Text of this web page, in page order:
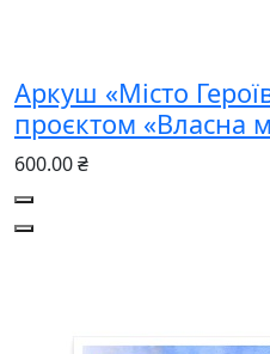
Аркуш «Місто
проєктом «Власна
600.00 ₴